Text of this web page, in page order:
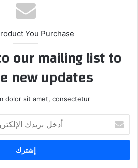
You Purchase
our mailing list to
new updates!
dolor sit amet, consectetur.
بريدك
الإلكتروني